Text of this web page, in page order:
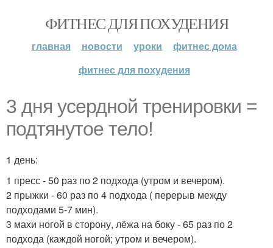
ФИТНЕС ДЛЯ ПОХУДЕНИЯ
главная новости уроки
фитнес дома
фитнес для похудения
3 дня усердной тренировки =
подтянутое тело!
1 день:
1 пресс - 50 раз по 2 подхода (утром и вечером).
2 прыжки - 60 раз по 4 подхода ( перерыв между
подходами 5-7 мин).
3 махи ногой в сторону, лёжа на боку - 65 раз по 2
подхода (каждой ногой; утром и вечером).